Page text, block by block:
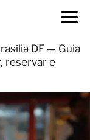
DF — Guia
reservar e